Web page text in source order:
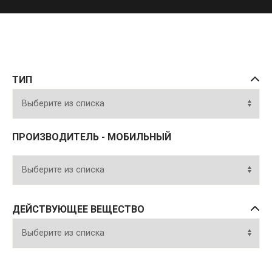
ТИП
ПРОИЗВОДИТЕЛЬ - МОБИЛЬНЫЙ
ДЕЙСТВУЮЩЕЕ ВЕЩЕСТВО